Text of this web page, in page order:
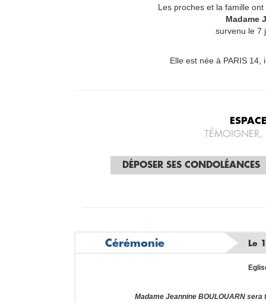
Les proches et la famille
Madame
survenu le 7
Elle est née à PARIS
DÉPOSER SES CONDOLÉANCES
Cérémonie Le
Madame Jeannine BOULOUARN